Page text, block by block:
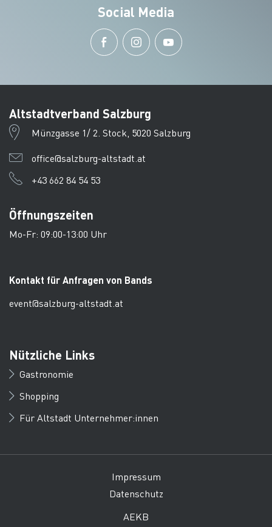
Social Media
Altstadtverband Salzburg
Münzgasse 1/ 2. Stock, 5020 Salzburg
office@salzburg-altstadt.at
+43 662 84 54 53
Öffnungszeiten
Mo-Fr: 09:00-13:00 Uhr
Kontakt für Anfragen von Bands
event@salzburg-altstadt.at
Nützliche Links
Gastronomie
Shopping
Für Altstadt Unternehmer:innen
Impressum
Datenschutz
AEKB